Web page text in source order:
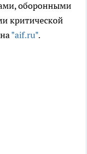
оборонными
критической
"aif.ru".